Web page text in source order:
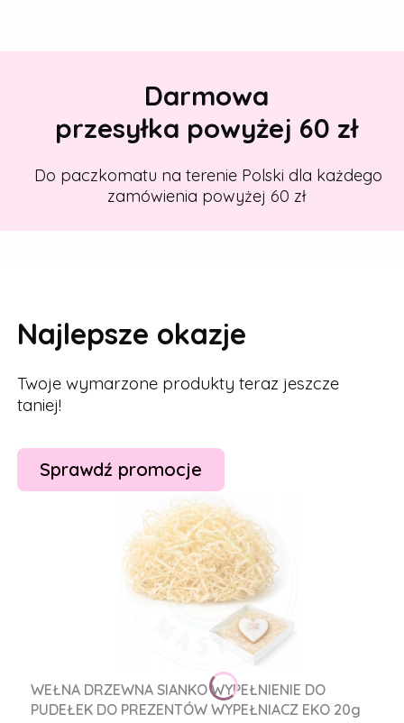
Darmowa
przesyłka powyżej 60 zł
Do paczkomatu na terenie Polski dla każdego
zamówienia powyżej 60 zł
Najlepsze okazje
Twoje wymarzone produkty teraz jeszcze
taniej!
Sprawdź promocje
WEŁNA DRZEWNA SIANKO WYPEŁNIENIE DO
PUDEŁEK DO PREZENTÓW WYPEŁNIACZ EKO 20g